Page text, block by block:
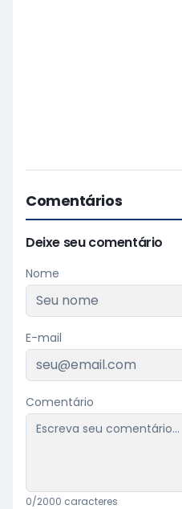
Comentários
Deixe seu comentário
Nome
E-mail
Comentário
0/2000 caracteres